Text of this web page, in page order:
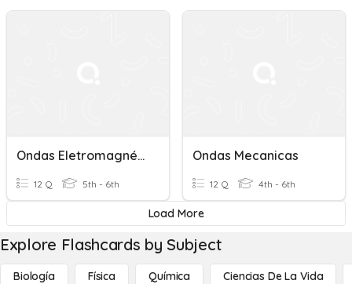
Ondas Eletromagnéticas
12 Q 5th - 6th
Ondas Mecanicas
12 Q 4th - 6th
Load More
Explore Flashcards by Subject
Biología Física Química Ciencias De La Vida